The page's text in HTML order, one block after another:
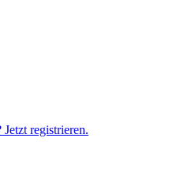
registrieren.